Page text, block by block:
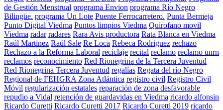
de Gestión Menstrual programa Envion programa Río Negro
Bilingüe. programa Un Lote Puente Ferrocarretero. Punta Bermeja
Punto Digital Viedma Puntos limpios Viedma Quirofano movil
Viedma radar radares Rara Avis productora Rata Blanca en Viedma
Raúl Martinez Raúl Sale Re Loca Rebeca Rodriguez rechazo
Rechazo a la Reforma Laboral reciclaje recital reclamo reclamo unrn
reclamos reconocimiento Red Rionegrina de la Tercera Juventud
Red Rionegrina Tercera Juventud regalías Regata del río Negro
Regional de FEHGRA Zona Atlántica registro civil Registro Civil
Móvil regularización estatales reparación de zona desfavorable
repudio a Vidal retención de guardavidas en Viedma ricardo alfonsin
Ricardo Curetti Ricardo Curetti 2017 Ricardo Curetti 2019 ricardo